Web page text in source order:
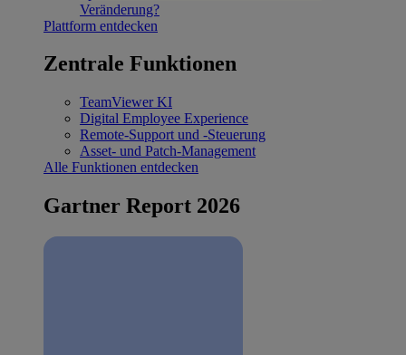
Veränderung?
Plattform entdecken
Zentrale Funktionen
TeamViewer KI
Digital Employee Experience
Remote-Support und -Steuerung
Asset- und Patch-Management
Alle Funktionen entdecken
Gartner Report 2026